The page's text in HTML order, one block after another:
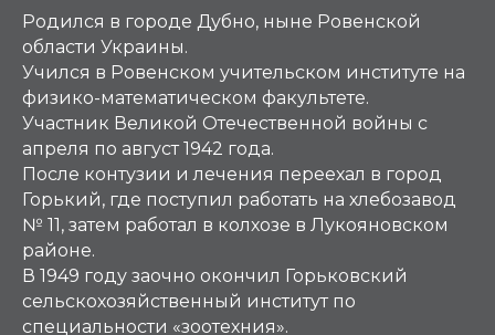
Родился в городе Дубно, ныне Ровенской
области Украины.
Учился в Ровенском учительском институте на
физико-математическом факультете.
Участник Великой Отечественной войны с
апреля по август 1942 года.
После контузии и лечения переехал в город
Горький, где поступил работать на хлебозавод
№ 11, затем работал в колхозе в Лукояновском
районе.
В 1949 году заочно окончил Горьковский
сельскохозяйственный институт по
специальности «зоотехния».